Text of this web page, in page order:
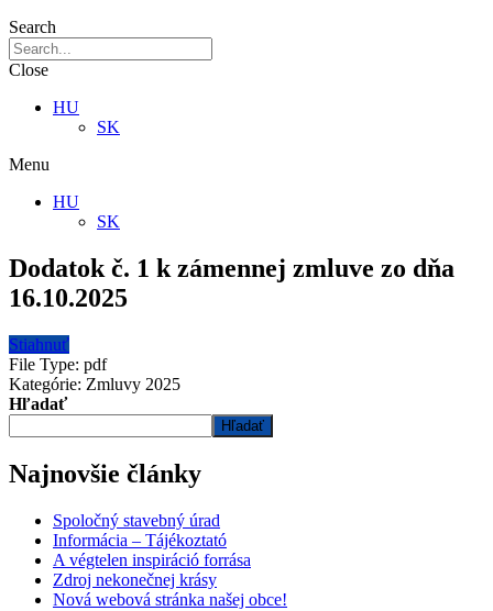
Search
Close
HU
SK
Menu
HU
SK
Dodatok č. 1 k zámennej zmluve zo dňa
16.10.2025
Stiahnuť
File Type: pdf
Kategórie: Zmluvy 2025
Hľadať
Hľadať
Najnovšie články
Spoločný stavebný úrad
Informácia – Tájékoztató
A végtelen inspiráció forrása
Zdroj nekonečnej krásy
Nová webová stránka našej obce!